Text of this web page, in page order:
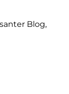
Blog,